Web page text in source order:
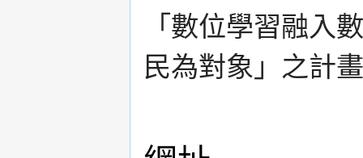
「數位學習融入
民為對象」之計